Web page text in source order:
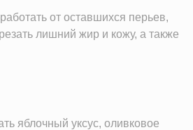
438.2 мг
0.4 ч.л.
от оставшихся перьев,
лишний жир и кожу, а также
яблочный уксус, оливковое